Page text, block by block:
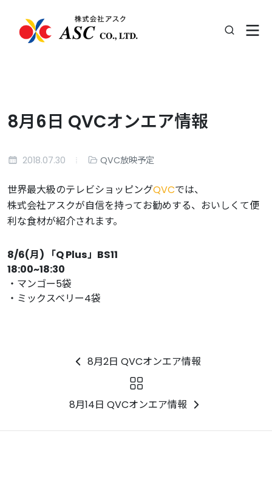
8月6日 QVCオンエア情報
2018.07.30 QVC放映予定
世界最大級のテレビショッピングQVCでは、
株式会社アスクが自信を持ってお勧めする、おいしくて便
利な食材が紹介されます。
8/6(月)
「Q Plus」BS11
18:00~18:30
・マンゴー5袋
・ミックスベリー4袋
8月2日 QVCオンエア情報
8月14日 QVCオンエア情報